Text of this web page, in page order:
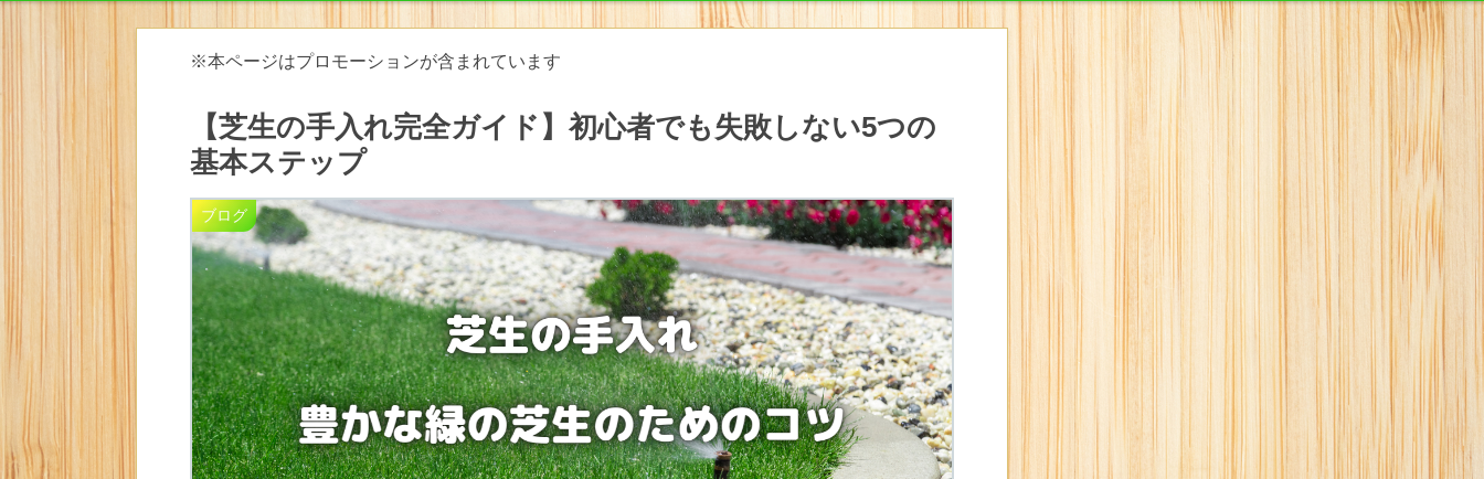
※本ページはプロモーションが含まれています
【芝生の手入れ完全ガイド】初心者でも失敗しない5つの
基本ステップ
ブログ